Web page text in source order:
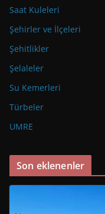
Saat Kuleleri
Şehirler ve İlçeleri
Şehitlikler
Şelaleler
Su Kemerleri
Türbeler
UMRE
Son eklenenler